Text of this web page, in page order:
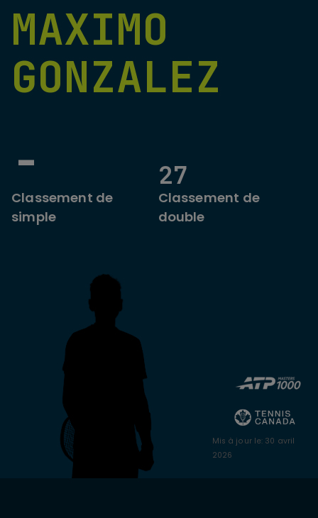
MAXIMO
GONZALEZ
-
Classement de
simple
27
Classement de
double
Mis à jour le: 30 avril
2026